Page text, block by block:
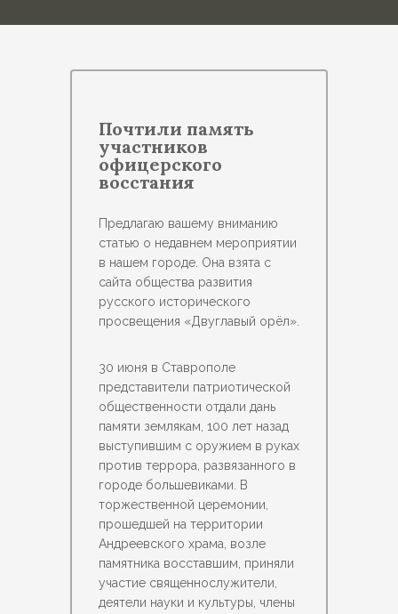
Почтили память
участников
офицерского
восстания
Предлагаю вашему вниманию
статью о недавнем мероприятии
в нашем городе. Она взята с
сайта общества развития
русского исторического
просвещения «Двуглавый орёл».
30 июня в Ставрополе
представители патриотической
общественности отдали дань
памяти землякам, 100 лет назад
выступившим с оружием в руках
против террора, развязанного в
городе большевиками. В
торжественной церемонии,
прошедшей на территории
Андреевского храма, возле
памятника восставшим, приняли
участие священнослужители,
деятели науки и культуры, члены